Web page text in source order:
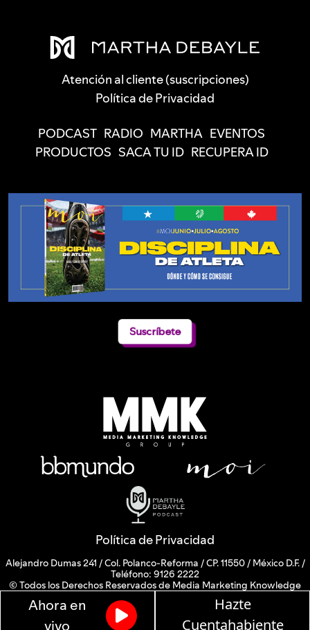
Ahora en
vivo
Hazte
Cuentahabiente
Atención al cliente (suscripciones)
Política de Privacidad
PODCAST RADIO MARTHA EVENTOS
PRODUCTOS SACA TU ID RECUPERA ID
Suscríbete
Política de Privacidad
Alejandro Dumas 241 / Col. Polanco-Reforma / CP. 11550 / México D.F. /
Teléfono: 9126 2222
© Todos los Derechos Reservados de Media Marketing Knowledge
Group www.mmkgroup.com.mx
Prohibida la reproducción total o parcial, incluyendo cualquier medio
electrónico o magnético.